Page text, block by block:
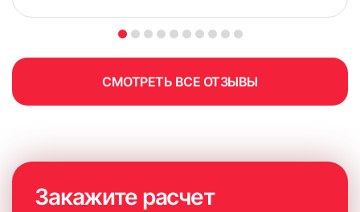
СМОТРЕТЬ ВСЕ ОТЗЫВЫ
Закажите расчет